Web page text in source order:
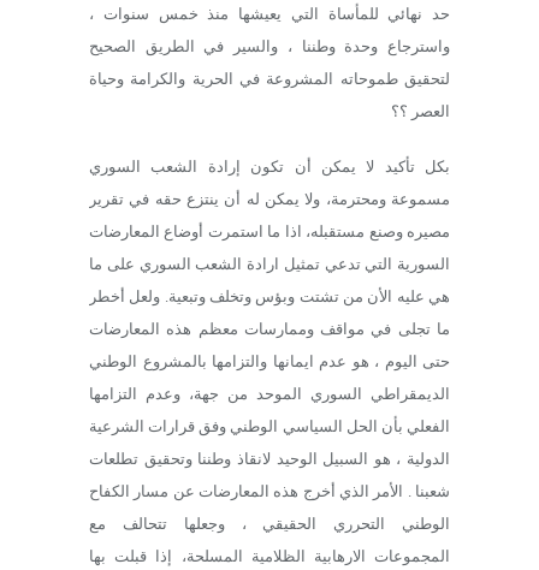
حد نهائي للمأساة التي يعيشها منذ خمس سنوات ،
واسترجاع وحدة وطننا ، والسير في الطريق الصحيح
لتحقيق طموحاته المشروعة في الحرية والكرامة وحياة
العصر ؟؟
بكل تأكيد لا يمكن أن تكون إرادة الشعب السوري
مسموعة ومحترمة، ولا يمكن له أن ينتزع حقه في تقرير
مصيره وصنع مستقبله، اذا ما استمرت أوضاع المعارضات
السورية التي تدعي تمثيل ارادة الشعب السوري على ما
هي عليه الأن من تشتت وبؤس وتخلف وتبعية. ولعل أخطر
ما تجلى في مواقف وممارسات معظم هذه المعارضات
حتى اليوم ، هو عدم ايمانها والتزامها بالمشروع الوطني
الديمقراطي السوري الموحد من جهة، وعدم التزامها
الفعلي بأن الحل السياسي الوطني وفق قرارات الشرعية
الدولية ، هو السبيل الوحيد لانقاذ وطننا وتحقيق تطلعات
شعبنا . الأمر الذي أخرج هذه المعارضات عن مسار الكفاح
الوطني التحرري الحقيقي ، وجعلها تتحالف مع
المجموعات الارهابية الظلامية المسلحة، إذا قبلت بها